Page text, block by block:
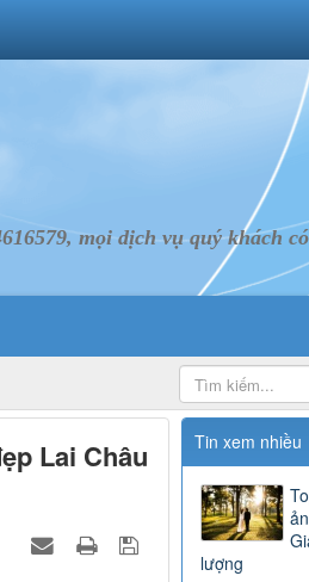
mọi dịch vụ quý khách
Lai Châu
Tin xem nhiều
lượng